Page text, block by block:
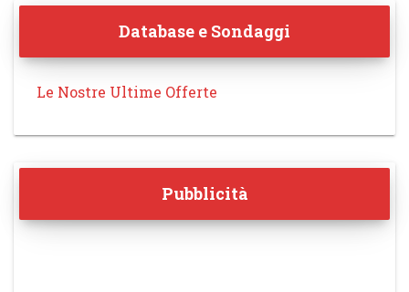
Database e Sondaggi
Le Nostre Ultime Offerte
Pubblicità